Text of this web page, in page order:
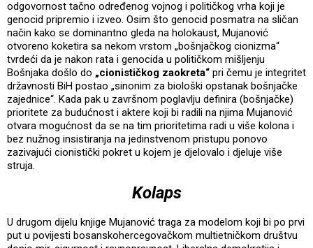
odgovornost tačno određenog vojnog i političkog vrha koji je
genocid pripremio i izveo. Osim što genocid posmatra na sličan
način kako se dominantno gleda na holokaust, Mujanović
otvoreno koketira sa nekom vrstom „bošnjačkog cionizma“
tvrdeći da je nakon rata i genocida u političkom mišljenju
Bošnjaka došlo do „cionističkog zaokreta“ pri čemu je integritet
državnosti BiH postao „sinonim za biološki opstanak bošnjačke
zajednice“. Kada pak u završnom poglavlju definira (bošnjačke)
prioritete za budućnost i aktere koji bi radili na njima Mujanović
otvara mogućnost da se na tim prioritetima radi u više kolona i
bez nužnog insistiranja na jedinstvenom pristupu ponovo
zazivajući cionistički pokret u kojem je djelovalo i djeluje više
struja.
Kolaps
U drugom dijelu knjige Mujanović traga za modelom koji bi po prvi
put u povijesti bosanskohercegovačkom multietničkom društvu